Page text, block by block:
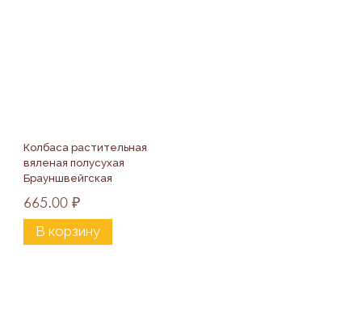
Колбаса растительная
вяленая полусухая
Брауншвейгская
665.00 ₽
В корзину